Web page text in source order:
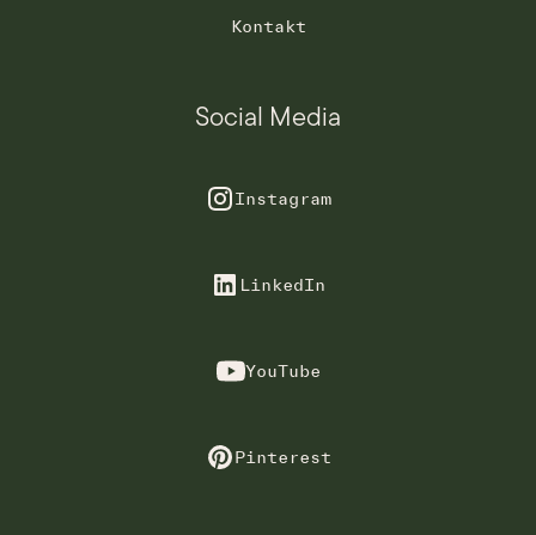
Kontakt
Social Media
Instagram
LinkedIn
YouTube
Pinterest